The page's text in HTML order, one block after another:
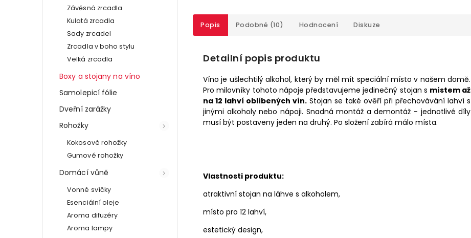
Závěsná zrcadla
Kulatá zrcadla
Sady zrcadel
Zrcadla v boho stylu
Velká zrcadla
Boxy a stojany na víno
Samolepicí fólie
Dveřní zarážky
Rohožky
Kokosové rohožky
Gumové rohožky
Domácí vůně
Vonné svíčky
Esenciální oleje
Aroma difuzéry
Aroma lampy
Popis Podobné (10) Hodnocení Diskuze
Detailní popis produktu
Víno je ušlechtilý alkohol, který by měl mít speciální místo v našem domě.
Pro milovníky tohoto nápoje představujeme jedinečný stojan s místem až
na 12 lahví oblíbených vín. Stojan se také ověří při přechovávání lahví s
jinými alkoholy nebo nápoji. Snadná montáž a demontáž - jednotlivé díly
musí být postaveny jeden na druhý. Po složení zabírá málo místa.
Vlastnosti produktu:
atraktivní stojan na láhve s alkoholem,
místo pro 12 lahví,
estetický design,